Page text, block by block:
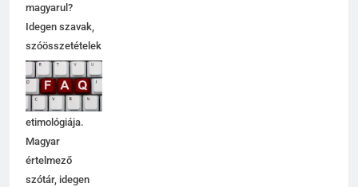
magyarul?
Idegen szavak,
szóösszetételek
jelentése,
magyarázata,
használata,
etimológiája.
Magyar
értelmező
szótár, idegen